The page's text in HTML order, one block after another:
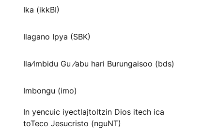
Ika (ikkBI)
Ilagano Ipya (SBK)
Ila⁄imbidu Gu ⁄abu hari Burungaisoo (bds)
Imbongu (imo)
In yencuic iyectlajtoltzin Dios itech ica
toTeco Jesucristo (nguNT)